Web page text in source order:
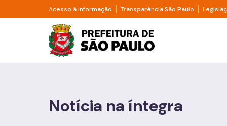
Pular para o Conteúdo principal
Acesso à informação Divisor de acesso à informação
Transparência São Paulo Divisor
Prefeitura de São
Casa e Moradia
Notícia na íntegra